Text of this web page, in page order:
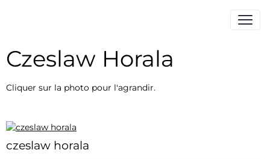
Czeslaw Horala
Cliquer sur la photo pour l'agrandir.
czeslaw horala